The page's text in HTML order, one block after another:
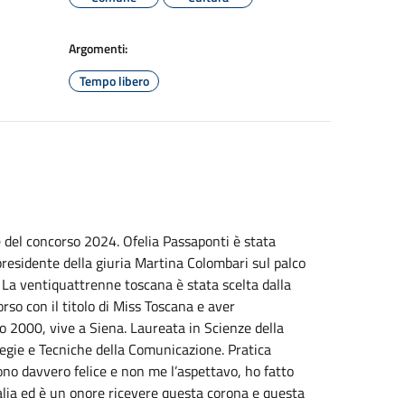
Argomenti:
Tempo libero
concorso 2024. Ofelia Passaponti è stata
della giuria Martina Colombari sul palco
ventiquattrenne toscana è stata scelta dalla
con il titolo di Miss Toscana e aver
vive a Siena. Laureata in Scienze della
e Tecniche della Comunicazione. Pratica
davvero felice e non me l’aspettavo, ho fatto
ed è un onore ricevere questa corona e questa